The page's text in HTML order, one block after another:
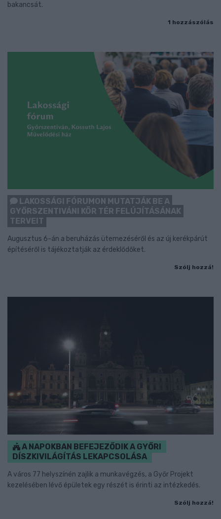
bakancsát.
1 hozzászólás
LAKOSSÁGI FÓRUMON MUTATJÁK BE A
GYŐRSZENTIVÁNI KÖR TÉR FELÚJÍTÁSÁNAK
TERVEIT
Augusztus 6-án a beruházás ütemezéséről és az új kerékpárút
építéséről is tájékoztatják az érdeklődőket.
Szólj hozzá!
A NAPOKBAN BEFEJEZŐDIK A GYŐRI
DÍSZKIVILÁGÍTÁS LEKAPCSOLÁSA
A város 77 helyszínén zajlik a munkavégzés, a Győr Projekt
kezelésében lévő épületek egy részét is érinti az intézkedés.
Szólj hozzá!